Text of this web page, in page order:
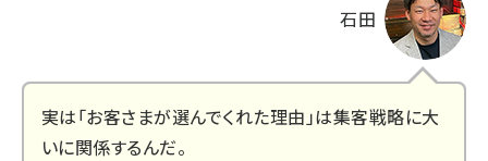
石田
実は「お客さまが選んでくれた理由」は集客戦略に大
いに関係するんだ。